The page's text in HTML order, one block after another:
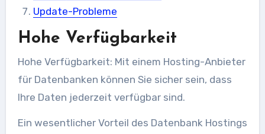
Update-Probleme
Hohe Verfügbarkeit
Hohe Verfügbarkeit: Mit einem Hosting-Anbieter
für Datenbanken können Sie sicher sein, dass
Ihre Daten jederzeit verfügbar sind.
Ein wesentlicher Vorteil des Datenbank Hostings